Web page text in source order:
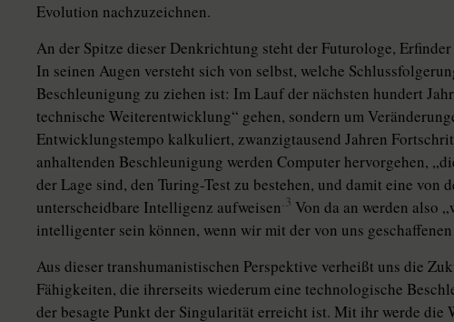
Evolution nachzuzeichnen.
An der Spitze dieser Denkrichtung steht der Futurologe,
In seinen Augen versteht sich von selbst, welche
Beschleunigung zu ziehen ist: Im Lauf der nächsten hundert
technische Weiterentwicklung“ gehen, sondern um
Entwicklungstempo kalkuliert, zwanzigtausend Jahren
anhaltenden Beschleunigung werden Computer hervorgehen,
der Lage sind, den Turing-Test zu bestehen, und damit eine von
unterscheidbare Intelligenz aufweisen.3 Von da an werden also
intelligenter sein können, wenn wir mit der von uns
Aus dieser transhumanistischen Perspektive verheißt uns die
Fähigkeiten, die ihrerseits wiederum eine technologische
der besagte Punkt der Singularität erreicht ist. Mit ihr werde